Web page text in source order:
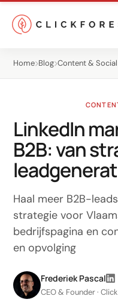
Online marketing
Performance
SEO
GEO
CRO
LinkedIn
Leadgeneratie B2B
Home Blog Content &
LinkedIn
B2B: van
Haal meer B2B-
strategie voor
bedrijfspagina en
en opvolging
Frederiek Pascal
CEO & Founder ·